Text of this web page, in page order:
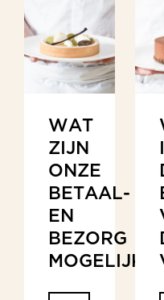
WAT
ZIJN
ONZE
BETAAL-
EN
BEZORG